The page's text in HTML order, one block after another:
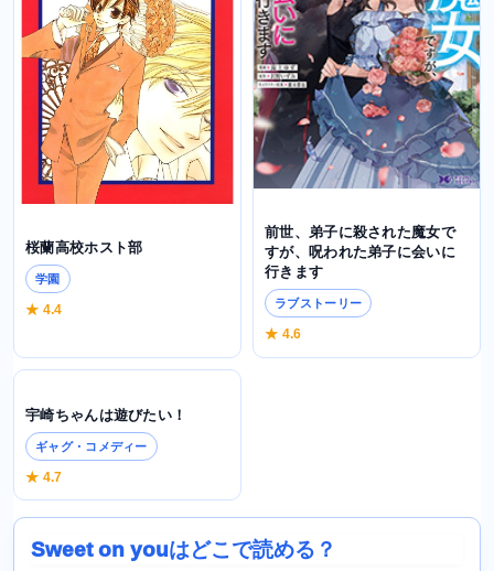
桜蘭高校ホスト部
学園
★ 4.4
前世、弟子に殺された魔女で
すが、呪われた弟子に会いに
行きます
ラブストーリー
★ 4.6
宇崎ちゃんは遊びたい！
ギャグ・コメディー
★ 4.7
Sweet on youはどこで読める？